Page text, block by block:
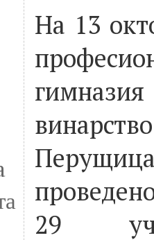
На 13
29